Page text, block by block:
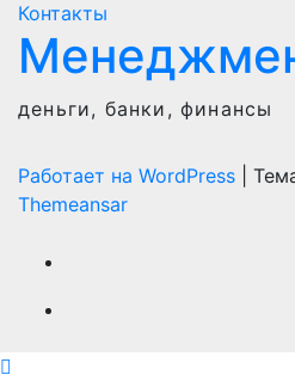
Контакты
деньги, банки, финансы
Работает на WordPress
Themeansar